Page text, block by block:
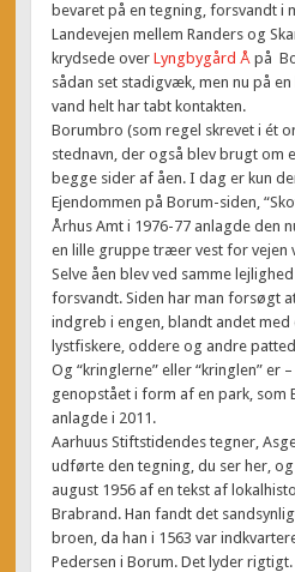
bevaret på en tegning, forsvandt i
Landevejen mellem Randers og
krydsede overLyngbygård Å på
sådan set stadigvæk, men nu på
vand helt har tabt kontakten.
Borumbro (som regel skrevet i ét
stednavn, der også blev brugt om
begge sider af åen. I dag er kun
Ejendommen på Borum-siden,
Århus Amt i 1976-77 anlagde den
en lille gruppe træer vest for vejen
Selve åen blev ved samme
forsvandt. Siden har man forsøgt
indgreb i engen, blandt andet med
lystfiskere, oddere og andre
Og “kringlerne” eller “kringlen” er
genopstået i form af en park, som
anlagde i 2011.
Aarhuus Stiftstidendes tegner,
udførte den tegning, du ser her,
august 1956 af en tekst af
Brabrand. Han fandt det
broen, da han i 1563 var
Pedersen i Borum. Det lyder rigtigt.